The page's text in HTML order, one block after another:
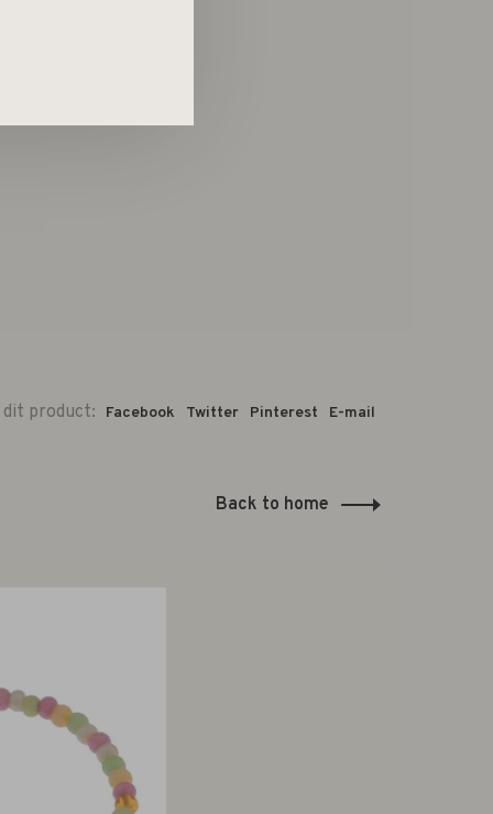
product: Facebook Twitter Pinterest E-mail
Back to home